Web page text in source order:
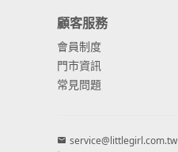
- 重瓣繡球花
- 其他繡球花
配花
- 黑種草⧸東方黑種
顧客服務
會員制度
門市資訊
常見問題
service@littlegirl.com.tw